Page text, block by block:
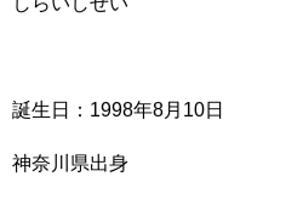
誕生日：1998年8月10日
神奈川県出身